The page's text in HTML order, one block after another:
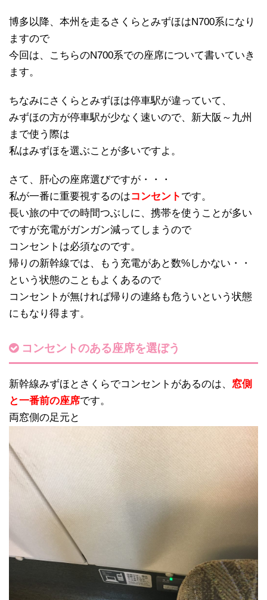
博多以降、本州を走るさくらとみずほはN700系になり
ますので
今回は、こちらのN700系での座席について書いていき
ます。
ちなみにさくらとみずほは停車駅が違っていて、
みずほの方が停車駅が少なく速いので、新大阪～九州
まで使う際は
私はみずほを選ぶことが多いですよ。
さて、肝心の座席選びですが・・・
私が一番に重要視するのはコンセント です。
長い旅の中での時間つぶしに、携帯を使うことが多い
ですが充電がガンガン減ってしまうので
コンセントは必須なのです。
帰りの新幹線では、もう充電があと数%しかない・・
という状態のこともよくあるので
コンセントが無ければ帰りの連絡も危ういという状態
にもなり得ます。
コンセントのある座席を選ぼう
新幹線みずほとさくらでコンセントがあるのは、 窓側
と一番前の座席です。
両窓側の足元と